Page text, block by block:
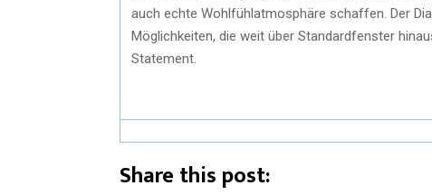
auch echte Wohlfühlatmosphäre schaffen. Der
Möglichkeiten, die weit über Standardfenster
Statement.
Share this post: